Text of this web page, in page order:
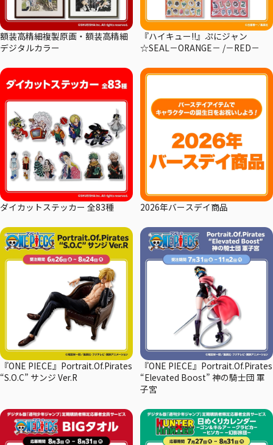
額装高精細複製原画・額装高精細
デジタルカラー
『ハイキュー!!』ぷにジャン
☆SEAL－ORANGE－ /－RED－
ダイカットステッカー 全83種 2026年バースデイ商品
『ONE PIECE』Portrait.Of.Pirates
“S.O.C” サンジ Ver.R
『ONE PIECE』Portrait.Of.Pirates
“Elevated Boost” 神の騎士団 軍
子宮